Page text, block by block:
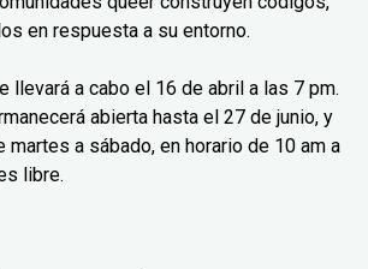
en respuesta a su entorno.
llevará a cabo el 16 de abril a las 7 pm.
abierta hasta el 27 de junio, y
a sábado, en horario de 10 am a
libre.